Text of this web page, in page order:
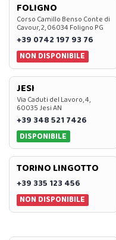
FOLIGNO
Corso Camillo Benso Conte di
Cavour, 2, 06034 Foligno PG
+39 0742 197 93 76
NON DISPONIBILE
JESI
Via Caduti del Lavoro, 4,
60035 Jesi AN
+39 348 521 7426
DISPONIBILE
TORINO LINGOTTO
+39 335 123 456
NON DISPONIBILE